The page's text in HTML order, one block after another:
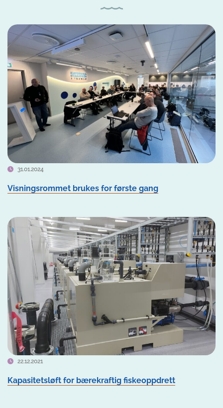
31.01.2024
Visningsrommet brukes for første gang
22.12.2021
Kapasitetsløft for bærekraftig fiskeoppdrett